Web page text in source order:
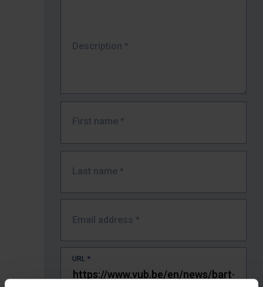
Description *
First name *
Last name *
Email address *
URL *